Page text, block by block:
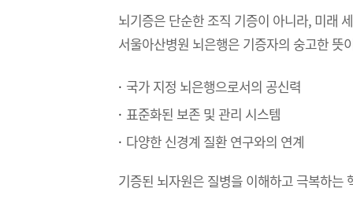
뇌기증은 단순한 조직 기증이 아니라, 미래
서울아산병원 뇌은행은 기증자의 숭고한 뜻
국가 지정 뇌은행으로서의 공신력
표준화된 보존 및 관리 시스템
다양한 신경계 질환 연구와의 연계
기증된 뇌자원은 질병을 이해하고 극복하는